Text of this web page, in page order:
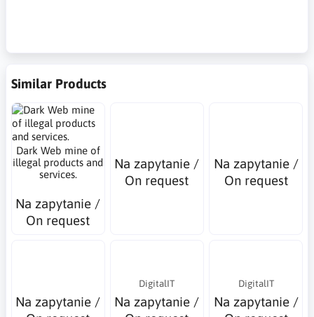
Similar Products
Dark Web mine of
illegal products and
services.
Na zapytanie /
On request
Na zapytanie /
On request
Na zapytanie /
On request
Na zapytanie /
DigitalIT
Na zapytanie /
DigitalIT
Na zapytanie /